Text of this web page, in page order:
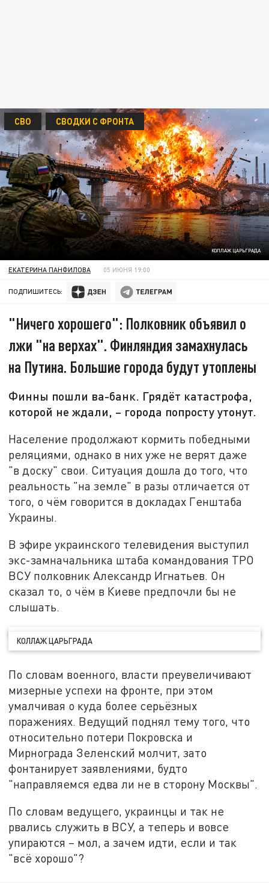
КОЛЛАЖ ЦАРЬГРАДА
СВО СВОДКИ С ФРОНТА
ЕКАТЕРИНА ПАНФИЛОВА 05 ИЮНЯ 19:00
ПОДПИШИТЕСЬ:
"Ничего хорошего": Полковник объявил о
лжи "на верхах". Финляндия замахнулась
на Путина. Большие города будут утоплены
Финны пошли ва-банк. Грядёт катастрофа,
которой не ждали, – города попросту утонут.
Население продолжают кормить победными
реляциями, однако в них уже не верят даже
"в доску" свои. Ситуация дошла до того, что
реальность "на земле" в разы отличается от
того, о чём говорится в докладах Генштаба
Украины.
В эфире украинского телевидения выступил
экс-замначальника штаба командования ТРО
ВСУ полковник Александр Игнатьев. Он
сказал то, о чём в Киеве предпочли бы не
слышать.
КОЛЛАЖ ЦАРЬГРАДА
По словам военного, власти преувеличивают
мизерные успехи на фронте, при этом
умалчивая о куда более серьёзных
поражениях. Ведущий поднял тему того, что
относительно потери Покровска и
Мирнограда Зеленский молчит, зато
фонтанирует заявлениями, будто
"направляемся едва ли не в сторону Москвы".
По словам ведущего, украинцы и так не
рвались служить в ВСУ, а теперь и вовсе
упираются – мол, а зачем идти, если и так
"всё хорошо"?